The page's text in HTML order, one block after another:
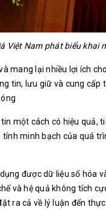
Việt Nam phát biểu khai
mang lại nhiều lợi ích
tin, lưu giữ và cung cấp
một cách có hiệu quả,
minh bạch của quá
được dữ liệu số hóa
và hệ quả không tích
ra cả về lý luận đến